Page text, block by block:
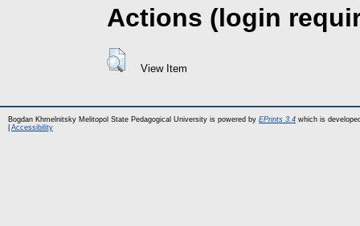
Actions (login
View Item
Bogdan Khmelnitsky Melitopol State Pedagogical University is powered by EPrints 3.4 which is
Accessibility